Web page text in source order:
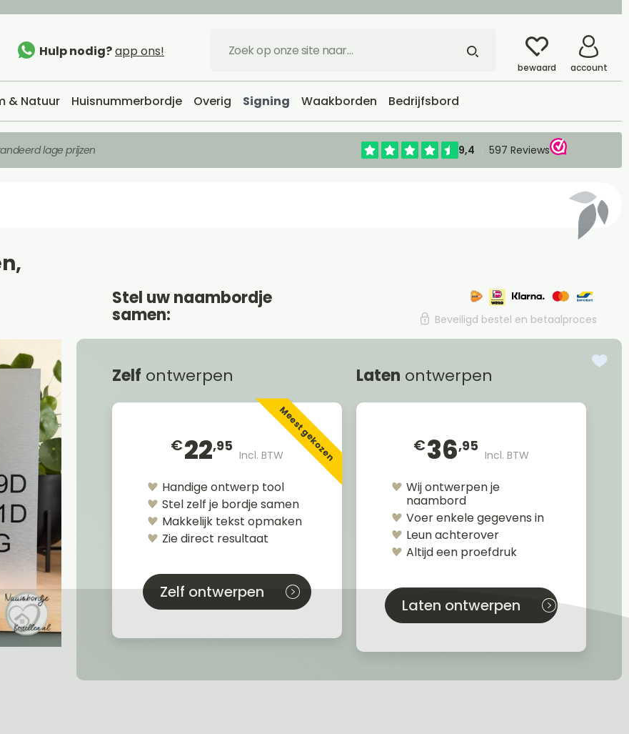
Hulp nodig?app ons!
bewaard account
& Natuur Huisnummerbordje Overig Signing Waakborden Bedrijfsbord
lage prijzen
Stel uw naambordje
samen: Beveiligd bestel en betaalproces
Zelf ontwerpen
€22,95
Incl. BTWMeest gekozen
Handige ontwerp tool
Stel zelf je bordje samen
Makkelijk tekst opmaken
Zie direct resultaat
Zelf ontwerpen
Laten ontwerpen
€36,95
Incl. BTW
Wij ontwerpen je
naambord
Voer enkele gegevens in
Leun achterover
Altijd een proefdruk
Laten ontwerpen